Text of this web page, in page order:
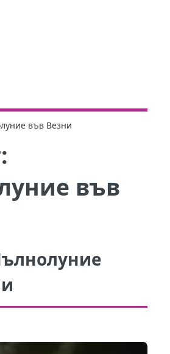
във Везни
във